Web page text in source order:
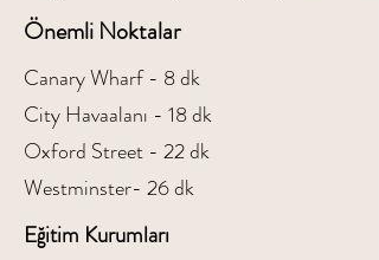
Önemli Noktalar
Canary Wharf - 8 dk
City Havaalanı - 18 dk
Oxford Street - 22 dk
Westminster- 26 dk
Eğitim Kurumları